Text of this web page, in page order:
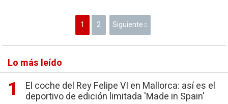
1 2 Siguiente
Lo más leído
El coche del Rey Felipe VI en Mallorca: así es el
deportivo de edición limitada 'Made in Spain'